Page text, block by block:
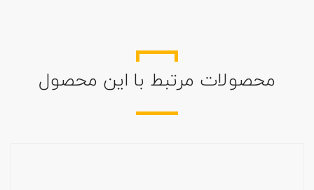
محصولات مرتبط با این محصول